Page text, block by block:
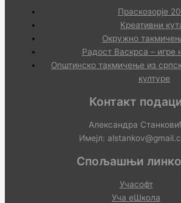
Праскозорје
Креативни
Окружно
Радост Васкрса – игре
Општинско такмичење из
културе
Контакт
Александра
Имејл:
Спољашњи
Учасофт
Уча еШкола